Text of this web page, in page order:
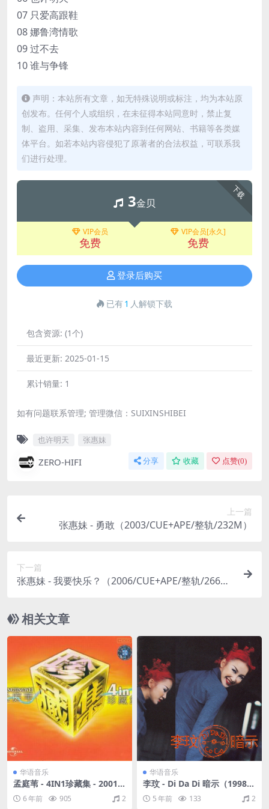
07 只爱高跟鞋
08 娜鲁湾情歌
09 过不去
10 谁与争锋
声明：本站所有文章，如无特殊说明或标注，均为本站原
创发布。任何个人或组织，在未征得本站同意时，禁止复
制、盗用、采集、发布本站内容到任何网站、书籍等各类媒
体平台。如若本站内容侵犯了原著者的合法权益，可联系我
们进行处理。
下载
3金贝
VIP会员
免费
VIP会员[永久]
免费
登录后购买
已有1 人解锁下载
包含资源: (1个)
最近更新: 2025-01-15
累计销量: 1
如有问题联系管理; 管理微信：SUIXINSHIBEI
也许明天 张惠妹
ZERO-HIFI 分享 收藏 点赞(0)
上一篇
张惠妹 - 勇敢（2003/CUE+APE/整轨/232M）
下一篇
张惠妹 - 我要快乐？（2006/CUE+APE/整轨/266
相关文章
华语音乐
孟庭苇 - 4IN1珍藏集 - 2001 4
CD [环球] (WAV+CUE/整轨/6
55M+709M+704M+719M)
6 年前 905 2
华语音乐
李玟 - Di Da Di 暗示（1998/F
LAC/分轨/381M）
5 年前 133 2